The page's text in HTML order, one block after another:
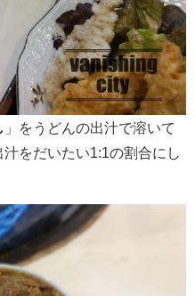
」をうどんの出汁で溶いて
汁をだいたい1:1の割合にし